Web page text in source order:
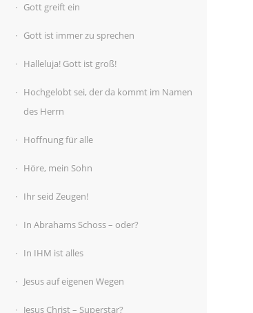
Gott greift ein
Gott ist immer zu sprechen
Halleluja! Gott ist groß!
Hochgelobt sei, der da kommt im Namen
des Herrn
Hoffnung für alle
Höre, mein Sohn
Ihr seid Zeugen!
In Abrahams Schoss – oder?
In IHM ist alles
Jesus auf eigenen Wegen
Jesus Christ – Superstar?